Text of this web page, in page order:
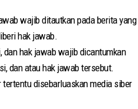
wajib ditautkan pada berita yang
hak jawab.
dan hak jawab wajib dicantumkan
dan atau hak jawab tersebut.
disebarluaskan media siber